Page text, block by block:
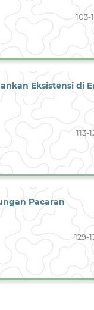
103-
Eksistensi di
113-
Pacaran
129-